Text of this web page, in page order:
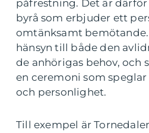
påfrestning. Det är
byrå som erbjuder ett
omtänksamt bemötande.
hänsyn till både den
de anhörigas behov, och
en ceremoni som
och personlighet.
Till exempel är